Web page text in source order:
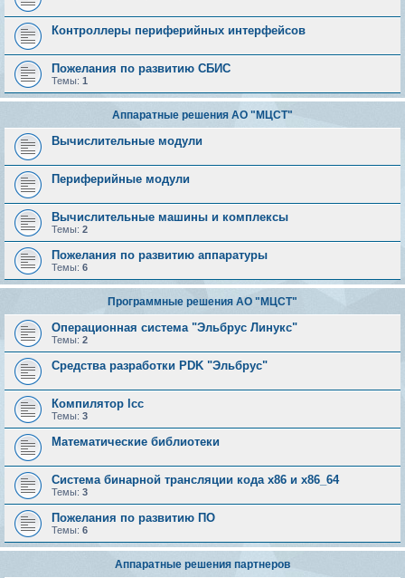
Контроллеры периферийных интерфейсов
Пожелания по развитию СБИС
Темы: 1
Аппаратные решения АО "МЦСТ"
Вычислительные модули
Периферийные модули
Вычислительные машины и комплексы
Темы: 2
Пожелания по развитию аппаратуры
Темы: 6
Программные решения АО "МЦСТ"
Операционная система "Эльбрус Линукс"
Темы: 2
Средства разработки PDK "Эльбрус"
Компилятор lcc
Темы: 3
Математические библиотеки
Система бинарной трансляции кода х86 и х86_64
Темы: 3
Пожелания по развитию ПО
Темы: 6
Аппаратные решения партнеров